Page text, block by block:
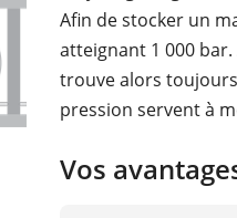
Afin de stocker un
atteignant 1 000
trouve alors
pression servent à
Vos